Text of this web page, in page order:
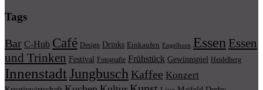
Tags
Bar C-Hub Café Design Drinks Einkaufen Engelhorn Essen Essen
und Trinken Festival Fotografie Frühstück Gewinnspiel Heidelberg
InnenstadtJungbusch Kaffee Konzert